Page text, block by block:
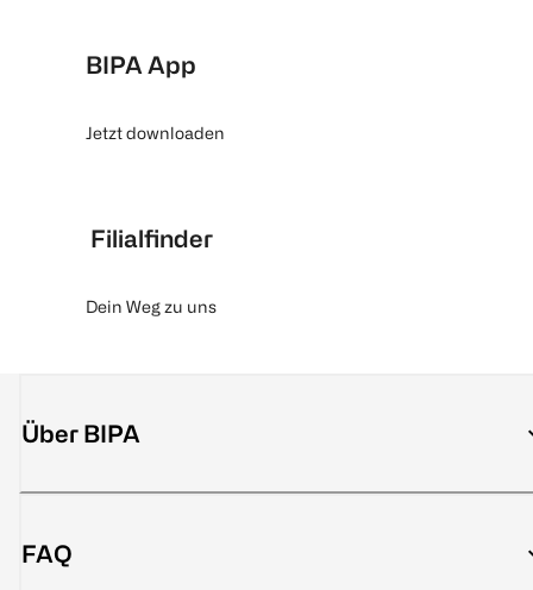
BIPA App
Jetzt downloaden
Filialfinder
Dein Weg zu uns
Über BIPA
FAQ